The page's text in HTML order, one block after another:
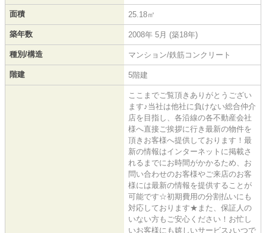
面積 25.18㎡
築年数 2008年 5月 (築18年)
種別/構造 マンション/鉄筋コンクリート
階建 5階建
ここまでご覧頂きありがとうござい
ます♪当社は他社に負けない総合仲介
店を目指し、各沿線の各不動産会社
様へ直接ご挨拶に行き最新の物件を
頂きお客様へ提供しております！最
新の情報はインターネットに掲載さ
れるまでにお時間がかかるため、お
問い合わせのお客様やご来店のお客
様には最新の情報を提供することが
可能です☆初期費用の分割払いにも
対応しております★また、保証人の
いない方もご安心ください！お忙し
いお客様にも嬉しいサービス♪いつで